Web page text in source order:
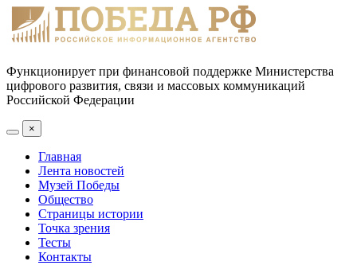
Функционирует при финансовой поддержке Министерства
цифрового развития, связи и массовых коммуникаций
Российской Федерации
×
Главная
Лента новостей
Музей Победы
Общество
Страницы истории
Точка зрения
Тесты
Контакты